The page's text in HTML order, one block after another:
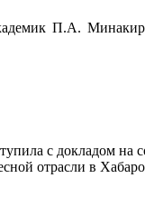
П.А.
с докладом на
отрасли в